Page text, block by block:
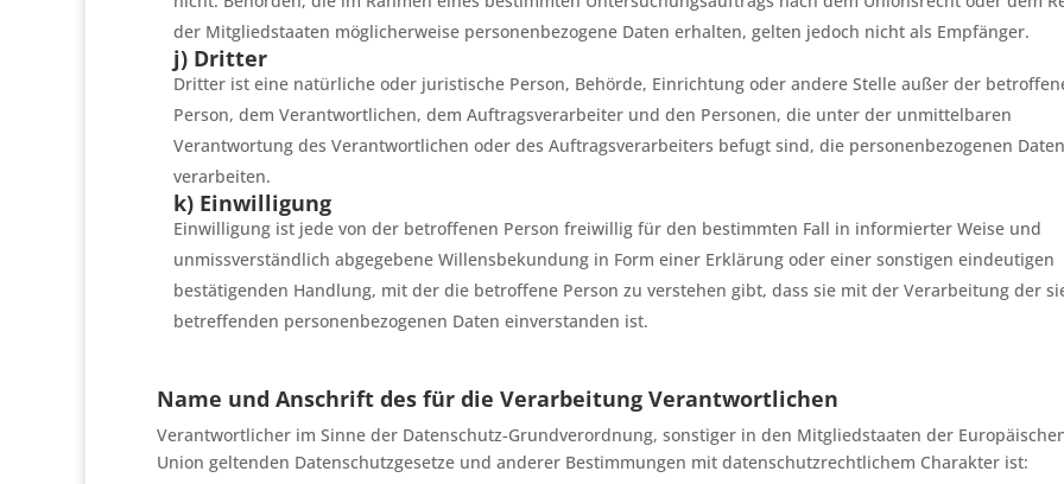
der Mitgliedstaaten möglicherweise personenbezogene Daten erhalten, gelten jedoch nicht als Empfänger.
j) Dritter
Dritter ist eine natürliche oder juristische Person, Behörde, Einrichtung oder andere Stelle außer der
Person, dem Verantwortlichen, dem Auftragsverarbeiter und den Personen, die unter der unmittelbaren
Verantwortung des Verantwortlichen oder des Auftragsverarbeiters befugt sind, die personenbezogenen
verarbeiten.
k) Einwilligung
Einwilligung ist jede von der betroffenen Person freiwillig für den bestimmten Fall in informierter Weise und
unmissverständlich abgegebene Willensbekundung in Form einer Erklärung oder einer sonstigen eindeutigen
bestätigenden Handlung, mit der die betroffene Person zu verstehen gibt, dass sie mit der Verarbeitung der
betreffenden personenbezogenen Daten einverstanden ist.
Name und Anschrift des für die Verarbeitung Verantwortlichen
Verantwortlicher im Sinne der Datenschutz-Grundverordnung, sonstiger in den Mitgliedstaaten der
Union geltenden Datenschutzgesetze und anderer Bestimmungen mit datenschutzrechtlichem Charakter ist: